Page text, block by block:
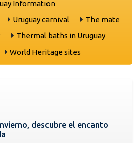
Information
Uruguay carnival
The mate
Thermal baths in Uruguay
World Heritage sites
descubre el encanto